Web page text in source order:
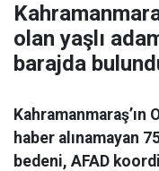
olan yaşlı
barajda
haber alınamayan
bedeni, AFAD